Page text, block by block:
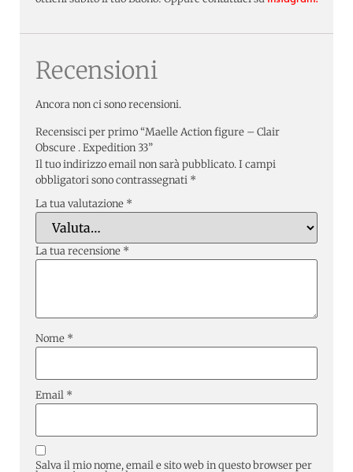
Recensioni
Ancora non ci sono recensioni.
Recensisci per primo “Maelle Action figure – Clair
Obscure . Expedition 33”
Il tuo indirizzo email non sarà pubblicato.I campi
obbligatori sono contrassegnati *
La tua valutazione *
La tua recensione *
Nome *
Email *
Salva il mio nome, email e sito web in questo browser per